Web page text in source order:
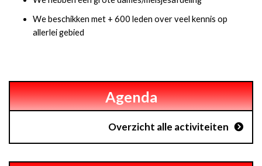
We beschikken met + 600 leden over veel kennis op
allerlei gebied
Agenda
Overzicht alle activiteiten